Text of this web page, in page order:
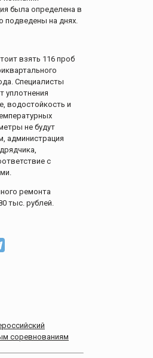
была определена в
подведены на днях.
взять 116 проб
Специалисты
уплотнения
водостойкость и
не будут
администрация
с
ремонта
тыс. рублей.
соревнованиям